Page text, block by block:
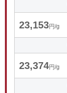
23,153円/g
23,374円/g